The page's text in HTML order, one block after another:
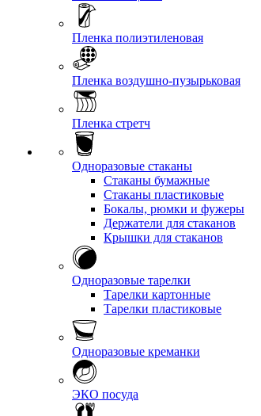
Пленка полиэтиленовая
Пленка воздушно-пузырьковая
Пленка стретч
Одноразовые стаканы
Стаканы бумажные
Стаканы пластиковые
Бокалы, рюмки и фужеры
Держатели для стаканов
Крышки для стаканов
Одноразовые тарелки
Тарелки картонные
Тарелки пластиковые
Одноразовые креманки
ЭКО посуда